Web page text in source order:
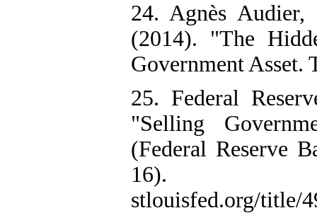
24. Agnès
(2014). "The
Government Asset.
25. Federal
"Selling
(Federal Reserve
16).
stlouisfed.org/title/